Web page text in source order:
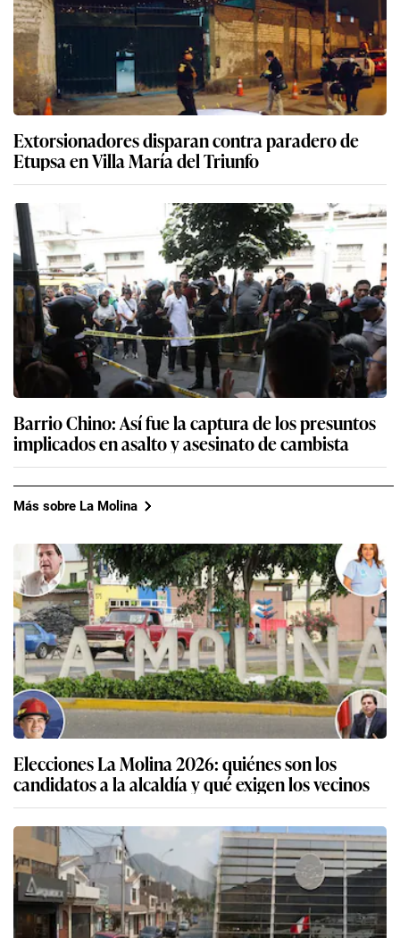
Extorsionadores disparan contra paradero de
Etupsa en Villa María del Triunfo
Barrio Chino: Así fue la captura de los presuntos
implicados en asalto y asesinato de cambista
Más sobre La Molina
Elecciones La Molina 2026: quiénes son los
candidatos a la alcaldía y qué exigen los vecinos